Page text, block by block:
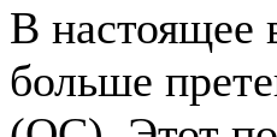
В настоящее
больше